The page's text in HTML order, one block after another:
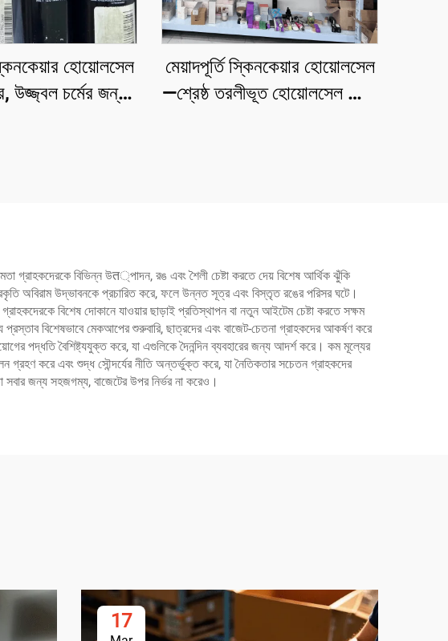
হোয়োলসেল
উজ্জ্বল চর্মের জন্য
মেয়াদপূর্তি স্কিনকেয়ার হোয়োলসেল
—শ্রেষ্ঠ তরলীভূত হোয়োলসেল বৌটি
গ্রাহকদেরকে বিভিন্ন উत্পাদন, রঙ এবং শৈলী চেষ্টা করতে দেয় বিশেষ আর্থিক ঝুঁকি
অবিরাম উদ্ভাবনকে প্রচারিত করে, ফলে উন্নত সূত্র এবং বিস্তৃত রঙের পরিসর ঘটে।
বিশেষ দোকানে যাওয়ার ছাড়াই প্রতিস্থাপন বা নতুন আইটেম চেষ্টা করতে সক্ষম
প্রস্তাব বিশেষভাবে মেকআপের শুরুবারি, ছাত্রদের এবং বাজেট-চেতনা গ্রাহকদের আকর্ষণ করে
পদ্ধতি বৈশিষ্ট্যযুক্ত করে, যা এগুলিকে দৈনন্দিন ব্যবহারের জন্য আদর্শ করে। কম মূল্যের
গ্রহণ করে এবং শুদ্ধ সৌন্দর্যের নীতি অন্তর্ভুক্ত করে, যা নৈতিকতার সচেতন গ্রাহকদের
সবার জন্য সহজগম্য, বাজেটের উপর নির্ভর না করেও।
17